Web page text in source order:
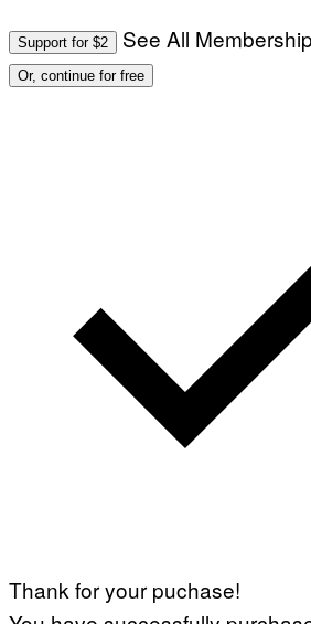
Support for $2 See All
Or, continue for free
Thank for your puchase!